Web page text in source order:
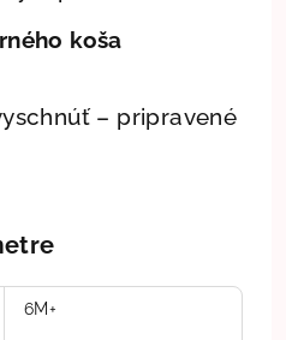
koša
– pripravené
6M+